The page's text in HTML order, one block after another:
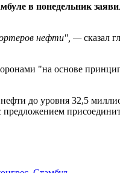
в понедельник
нефти", —сказал
"на основе
до уровня 32,5